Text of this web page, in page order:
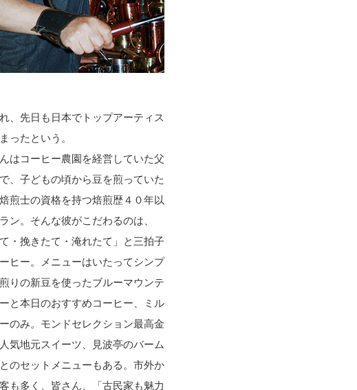
、先日も日本でトップアーティス
ったという。
はコーヒー農園を経営していた父
、子どもの頃から豆を煎っていた
煎士の資格を持つ焙煎歴４０年以
ン。そんな彼がこだわるのは、
て・挽きたて・淹れたて」と三拍子
ヒー。メニューはいたってシンプ
りの新豆を使ったブルーマウンテ
と本日のおすすめコーヒー、ミル
のみ。モンドセレクション最高金
気地元スイーツ、見波亭のバーム
のセットメニューもある。市外か
も多く、皆さん、「古民家も魅力